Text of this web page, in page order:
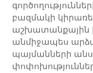
բազմակի
աշխատանքային
անմիջապես
պայմանների